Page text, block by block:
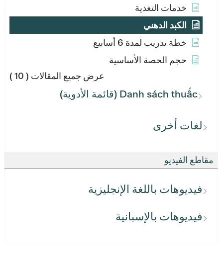
خدمات التغذية
الكبد الدهني
خطة تدريب لمدة 6 أسابيع
حجم الحصة الأساسية
عرض جميع المقالات ( 10 )
Danh sách thuấc (قائمة الأدوية)
لغات أخرى
مقاطع الفيديو
فيديوهات باللغة الإنجليزية
فيديوهات بالإسبانية